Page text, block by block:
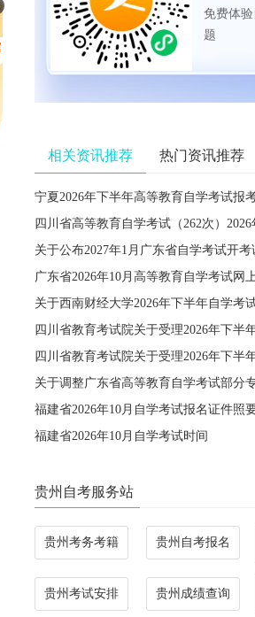
免费体
题
相关资讯推荐 热门资讯推荐
宁夏2026年下半年高等教育自学考试报
广东省2026年10月高等教育自学考试网
福建省2026年10月自学考试报名证件照
福建省2026年10月自学考试时间
贵州自考服务站
贵州考务考籍 贵州自考报名
贵州考试安排 贵州成绩查询